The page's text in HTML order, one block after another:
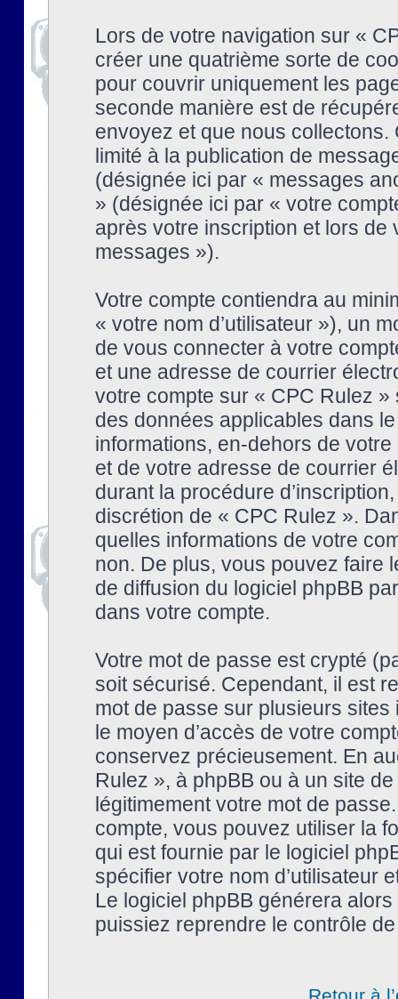
Lors de votre navigation sur «
créer une quatrième sorte de
pour couvrir uniquement les
seconde manière est de
envoyez et que nous collectons.
limité à la publication de
(désignée ici par « messages
» (désignée ici par « votre
après votre inscription et lors
messages »).
Votre compte contiendra au
« votre nom d’utilisateur »), un
de vous connecter à votre
et une adresse de courrier
votre compte sur « CPC Rulez
des données applicables dans
informations, en-dehors de
et de votre adresse de courrier
durant la procédure
discrétion de « CPC Rulez ».
quelles informations de votre
non. De plus, vous pouvez faire
de diffusion du logiciel phpBB
dans votre compte.
Votre mot de passe est crypté
soit sécurisé. Cependant, il est
mot de passe sur plusieurs
le moyen d’accès de votre
conservez précieusement. En
Rulez », à phpBB ou à un site
légitimement votre mot de
compte, vous pouvez utiliser la
qui est fournie par le logiciel
spécifier votre nom d’utilisateur
Le logiciel phpBB générera
puissiez reprendre le contrôle